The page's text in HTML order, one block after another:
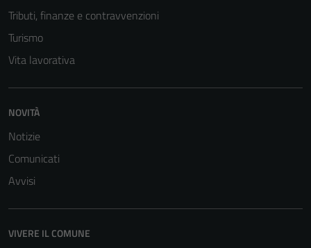
Tributi, finanze e contravvenzioni
Turismo
Vita lavorativa
NOVITÀ
Notizie
Comunicati
Avvisi
VIVERE IL COMUNE